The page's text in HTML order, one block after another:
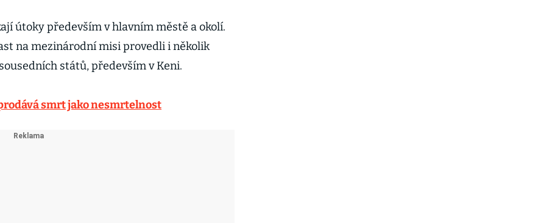
útoky především v hlavním městě a okolí.
na mezinárodní misi provedli i několik
států, především v Keni.
smrt jako nesmrtelnost